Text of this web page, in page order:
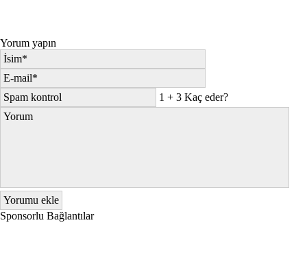
Yorum yapın
1 + 3 Kaç eder?
Sponsorlu Bağlantılar